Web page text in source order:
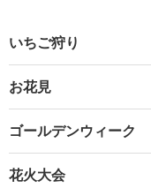
いちご狩り
お花見
ゴールデンウィーク
花火大会